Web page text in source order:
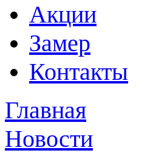
Акции
Замер
Контакты
Главная
Новости